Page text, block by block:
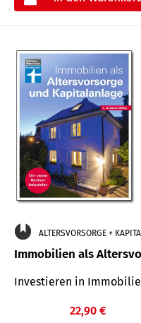
ALTERSVORSORGE +
Immobilien als
Investieren in
22,90 €